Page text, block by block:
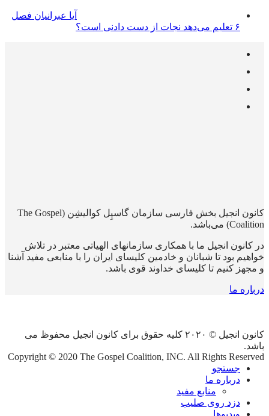
آیا عبرانیان فصل
۶ تعلیم می‌دهد نجات از دست دادنی است؟
کانون انجیل بخش فارسی سازمان گاسپِل کوالیشِن (The Gospel
Coalition) می‌باشد.
در کانون انجیل ما با همکاری سازمانهای الهیاتی معتبر در تلاش
خواهیم بود تا شبانان و خادمین کلیسای ایران را با منابعی مفید آشنا
و مجهز کنیم تا کلیسای خداوند قوی باشد.
درباره ما
کانون انجیل © ۲۰۲۰ کلیه حقوق برای کانون انجیل محفوظ می
باشد.
Copyright © 2020 The Gospel Coalition, INC. All Rights Reserved
جستجو
درباره ما
منابع مفید
دزد روی صلیب
ویدیوها